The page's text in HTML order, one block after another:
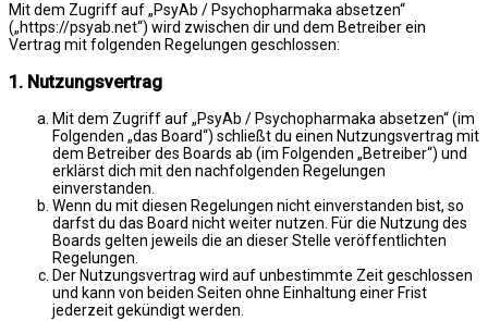
Mit dem Zugriff auf „PsyAb / Psychopharmaka absetzen“
(„https://psyab.net“) wird zwischen dir und dem Betreiber ein
Vertrag mit folgenden Regelungen geschlossen:
1. Nutzungsvertrag
Mit dem Zugriff auf „PsyAb / Psychopharmaka absetzen“ (im
Folgenden „das Board“) schließt du einen Nutzungsvertrag mit
dem Betreiber des Boards ab (im Folgenden „Betreiber“) und
erklärst dich mit den nachfolgenden Regelungen
einverstanden.
Wenn du mit diesen Regelungen nicht einverstanden bist, so
darfst du das Board nicht weiter nutzen. Für die Nutzung des
Boards gelten jeweils die an dieser Stelle veröffentlichten
Regelungen.
Der Nutzungsvertrag wird auf unbestimmte Zeit geschlossen
und kann von beiden Seiten ohne Einhaltung einer Frist
jederzeit gekündigt werden.